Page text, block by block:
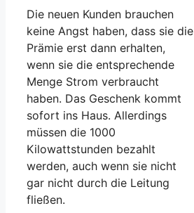
Die neuen Kunden brauchen
keine Angst haben, dass sie die
Prämie erst dann erhalten,
wenn sie die entsprechende
Menge Strom verbraucht
haben. Das Geschenk kommt
sofort ins Haus. Allerdings
müssen die 1000
Kilowattstunden bezahlt
werden, auch wenn sie nicht
gar nicht durch die Leitung
fließen.